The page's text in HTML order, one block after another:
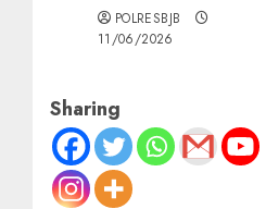
POLRESBJB
11/06/2026
Sharing